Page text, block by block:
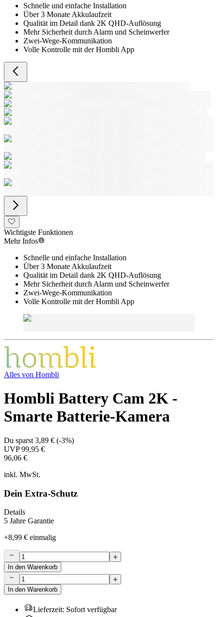
Schnelle und einfache Installation
Über 3 Monate Akkulaufzeit
Qualität im Detail dank 2K QHD-Auflösung
Mehr Sicherheit durch Alarm und Scheinwerfer
Zwei-Wege-Kommunikation
Volle Kontrolle mit der Hombli App
Wichtigste Funktionen
Mehr Infos
Schnelle und einfache Installation
Über 3 Monate Akkulaufzeit
Qualität im Detail dank 2K QHD-Auflösung
Mehr Sicherheit durch Alarm und Scheinwerfer
Zwei-Wege-Kommunikation
Volle Kontrolle mit der Hombli App
Alles von Hombli
Hombli Battery Cam 2K -
Smarte Batterie-Kamera
Du sparst 3,89 € (-3%)
UVP99,95 €
96,06 €
inkl. MwSt.
Dein Extra-Schutz
Details
5 Jahre Garantie
+8,99 € einmalig
In den Warenkorb
In den Warenkorb
Lieferzeit: Sofort verfügbar